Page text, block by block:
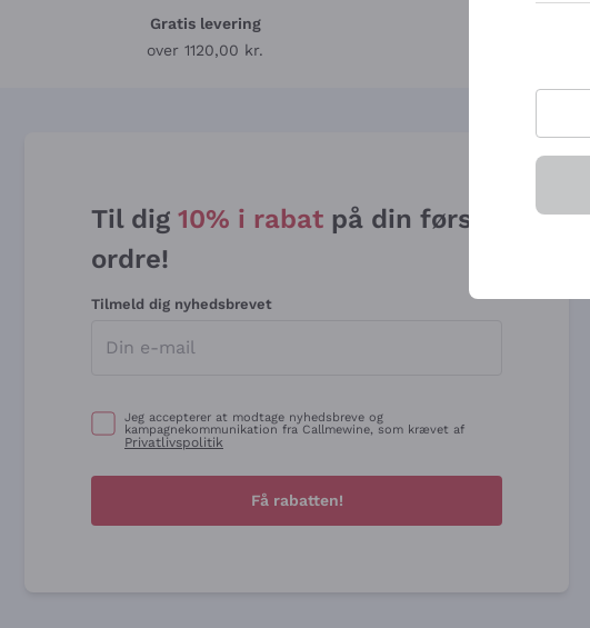
Gratis levering
over 1120,00 kr.
Til dig 10% i rabat på din første
ordre!
Tilmeld dig nyhedsbrevet
Jeg accepterer at modtage nyhedsbreve og
kampagnekommunikation fra Callmewine, som krævet af
Privatlivspolitik
Få rabatten!